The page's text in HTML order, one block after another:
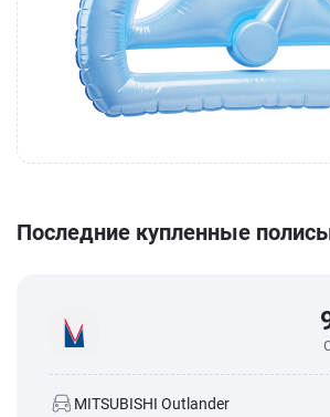
Последние купленные
MITSUBISHI Outlander